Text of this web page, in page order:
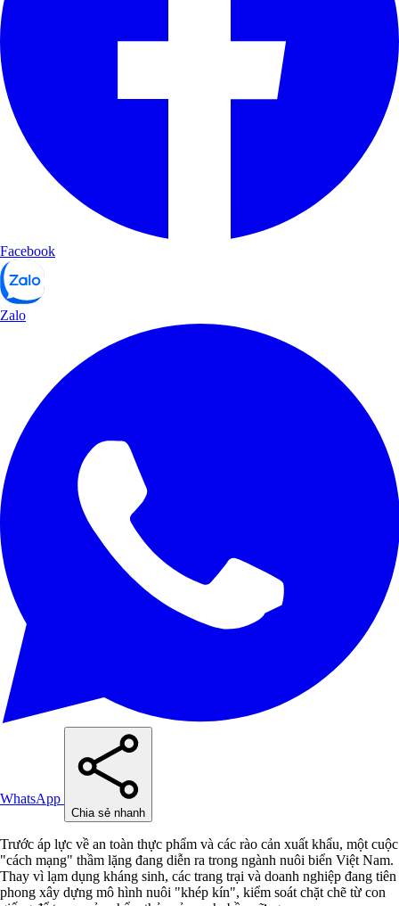
Facebook
Zalo
WhatsApp
Chia sẻ nhanh
Trước áp lực về an toàn thực phẩm và các rào cản xuất khẩu, một cuộc
"cách mạng" thầm lặng đang diễn ra trong ngành nuôi biển Việt Nam.
Thay vì lạm dụng kháng sinh, các trang trại và doanh nghiệp đang tiên
phong xây dựng mô hình nuôi "khép kín", kiểm soát chặt chẽ từ con